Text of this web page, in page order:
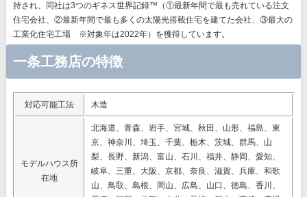
持され、同社は3つのギネス世界記録™（①最新年間で最も売れている注文
住宅会社、②最新年間で最も多くの太陽光搭載住宅を建てた会社、③最大の
工業化住宅工場 ※対象年は2022年）を獲得しています。
一条工務店の特徴
対応可能工法 木造
モデルハウス所
在地
北海道、青森、岩手、宮城、秋田、山形、福島、東
京、神奈川、埼玉、千葉、栃木、茨城、群馬、山
梨、長野、新潟、富山、石川、福井、静岡、愛知、
岐阜、三重、大阪、京都、奈良、滋賀、兵庫、和歌
山、鳥取、島根、岡山、広島、山口、徳島、香川、